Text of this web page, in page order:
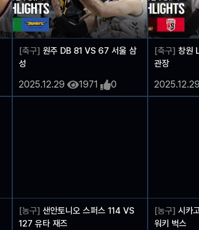
[축구] 원주 DB 81 VS 67 서울 삼
성
2025.12.29 1971 0
[축구] 창원
관장
2025.12.29
[농구] 샌안토니오 스퍼스 114 VS
127 유타 재즈
[농구] 시카
워키 벅스